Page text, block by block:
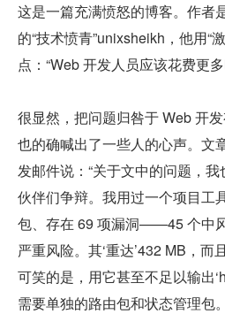
这是一篇充满愤怒的博客。作者
的“技术愤青”unixsheikh，他用“
点：“Web 开发人员应该花费更多
很显然，把问题归咎于 Web 开
也的确喊出了一些人的心声。文
发邮件说：“关于文中的问题，
伙伴们争辩。我用过一个项目工
包、存在 69 项漏洞——45 个中
严重风险。其‘重达’432 MB，
可笑的是，用它甚至不足以输出
需要单独的路由包和状态管理包